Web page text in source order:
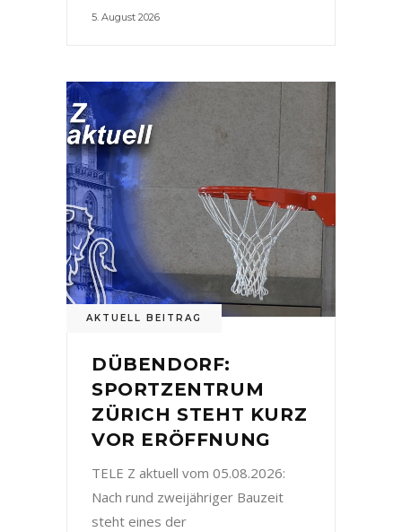
5. August 2026
AKTUELL BEITRAG
DÜBENDORF:
SPORTZENTRUM
ZÜRICH STEHT KURZ
VOR ERÖFFNUNG
TELE Z aktuell vom 05.08.2026:
Nach rund zweijähriger Bauzeit
steht eines der